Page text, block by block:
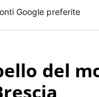
Google preferite
del